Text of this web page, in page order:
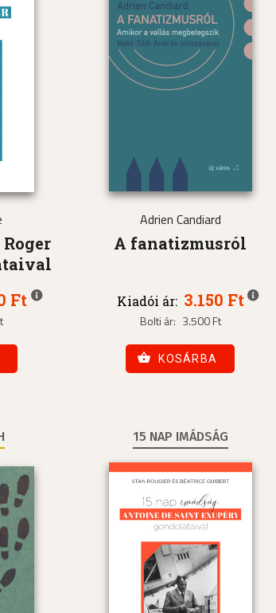
Ft
Adrien Candiard
A fanatizmusról
Kiadói ár: 3.150 Ft
Bolti ár: 3.500 Ft
KOSÁRBA
15 NAP IMÁDSÁG